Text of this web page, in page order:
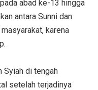
abad ke-13 hingga
antara Sunni dan
karena
Syiah di tengah
setelah terjadinya